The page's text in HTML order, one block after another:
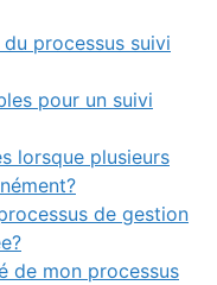
processus suivi
pour un suivi
lorsque plusieurs
de gestion
de mon processus